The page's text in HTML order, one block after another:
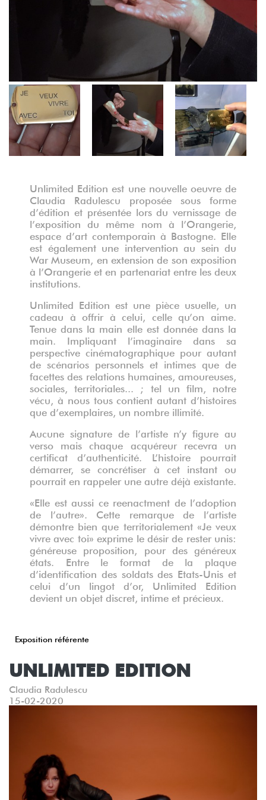
Unlimited Edition est une nouvelle oeuvre de
Claudia Radulescu proposée sous forme
d’édition et présentée lors du vernissage de
l’exposition du même nom à l’Orangerie,
espace d’art contemporain à Bastogne. Elle
est également une intervention au sein du
War Museum, en extension de son exposition
à l’Orangerie et en partenariat entre les deux
institutions.
Unlimited Edition est une pièce usuelle, un
cadeau à offrir à celui, celle qu’on aime.
Tenue dans la main elle est donnée dans la
main. Impliquant l’imaginaire dans sa
perspective cinématographique pour autant
de scénarios personnels et intimes que de
facettes des relations humaines, amoureuses,
sociales, territoriales... ; tel un film, notre
vécu, à nous tous contient autant d’histoires
que d’exemplaires, un nombre illimité.
Aucune signature de l’artiste n’y figure au
verso mais chaque acquéreur recevra un
certificat d’authenticité. L’histoire pourrait
démarrer, se concrétiser à cet instant ou
pourrait en rappeler une autre déjà existante.
«Elle est aussi ce reenactment de l’adoption
de l’autre». Cette remarque de l’artiste
démontre bien que territorialement «Je veux
vivre avec toi» exprime le désir de rester unis:
généreuse proposition, pour des généreux
états. Entre le format de la plaque
d’identification des soldats des Etats-Unis et
celui d’un lingot d’or, Unlimited Edition
devient un objet discret, intime et précieux.
Exposition référente
UNLIMITED EDITION
Claudia Radulescu
15-02-2020